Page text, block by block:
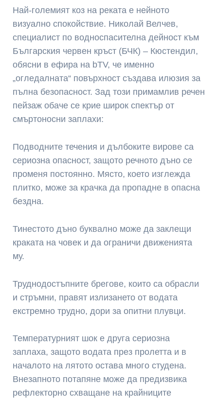
Най-големият коз на реката е нейното
визуално спокойствие. Николай Велчев,
специалист по водноспасителна дейност към
Българския червен кръст (БЧК) – Кюстендил,
обясни в ефира на bTV, че именно
„огледалната“ повърхност създава илюзия за
пълна безопасност. Зад този примамлив речен
пейзаж обаче се крие широк спектър от
смъртоносни заплахи:
Подводните течения и дълбоките вирове са
сериозна опасност, защото речното дъно се
променя постоянно. Място, което изглежда
плитко, може за крачка да пропадне в опасна
бездна.
Тинестото дъно буквално може да заклещи
краката на човек и да ограничи движенията
му.
Труднодостъпните брегове, които са обрасли
и стръмни, правят излизането от водата
екстремно трудно, дори за опитни плувци.
Температурният шок е друга сериозна
заплаха, защото водата през пролетта и в
началото на лятото остава много студена.
Внезапното потапяне може да предизвика
рефлекторно схващане на крайниците